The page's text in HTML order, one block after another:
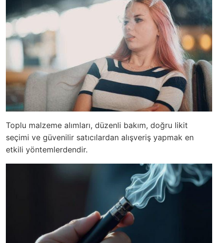
Toplu malzeme alımları, düzenli bakım, doğru likit
seçimi ve güvenilir satıcılardan alışveriş yapmak en
etkili yöntemlerdendir.